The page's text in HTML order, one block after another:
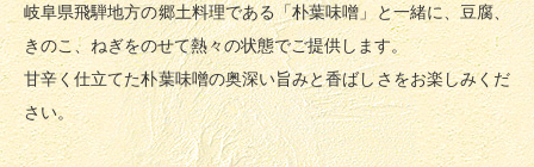
岐阜県飛騨地方の郷土料理である「朴葉味噌」と一緒に、豆腐、
きのこ、ねぎをのせて熱々の状態でご提供します。
甘辛く仕立てた朴葉味噌の奥深い旨みと香ばしさをお楽しみくだ
さい。